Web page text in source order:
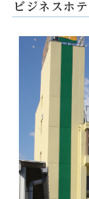
ビジネスホ